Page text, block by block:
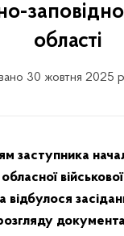
області
30 жовтня 2025
заступника